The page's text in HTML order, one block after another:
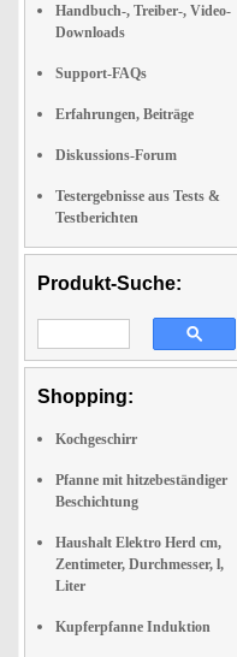
Handbuch-, Treiber-, Video-
Downloads
Support-FAQs
Erfahrungen, Beiträge
Diskussions-Forum
Testergebnisse aus Tests &
Testberichten
Produkt-Suche:
Shopping:
Kochgeschirr
Pfanne mit hitzebeständiger
Beschichtung
Haushalt Elektro Herd cm,
Zentimeter, Durchmesser, l,
Liter
Kupferpfanne Induktion